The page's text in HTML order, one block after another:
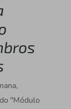
"Módulo